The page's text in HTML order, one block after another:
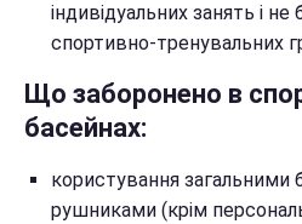
індивідуальних занять і не
спортивно-тренувальних
Що заборонено в
басейнах:
користування загальними
рушниками (крім